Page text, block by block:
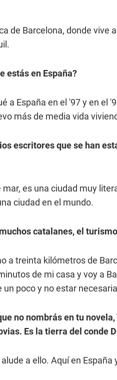
de Barcelona, donde vive
estás en España?
a España en el '97 y en el
más de media vida
escritores que se han
es una ciudad muy
ciudad en el mundo.
catalanes, el
a treinta kilómetros de
de mi casa y voy a
poco y no estar
no nombrás en tu
Es la tierra del conde
a ello. Aquí en España